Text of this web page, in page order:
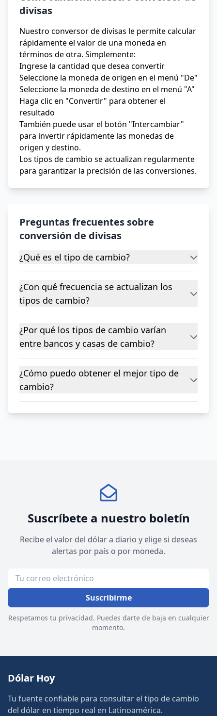
divisas
Nuestro conversor de divisas le permite calcular
rápidamente el valor de una moneda en
términos de otra. Simplemente:
Ingrese la cantidad que desea convertir
Seleccione la moneda de origen en el menú "De"
Seleccione la moneda de destino en el menú "A"
Haga clic en "Convertir" para obtener el
resultado
También puede usar el botón "Intercambiar"
para invertir rápidamente las monedas de
origen y destino.
Los tipos de cambio se actualizan regularmente
para garantizar la precisión de las conversiones.
Preguntas frecuentes sobre
conversión de divisas
¿Qué es el tipo de cambio?
¿Con qué frecuencia se actualizan los
tipos de cambio?
¿Por qué los tipos de cambio varían
entre bancos y casas de cambio?
¿Cómo puedo obtener el mejor tipo de
cambio?
Suscríbete a nuestro boletín
Recibe el valor del dólar a diario y elige si deseas
alertas por país o por moneda.
Suscribirme
Respetamos tu privacidad. Puedes darte de baja en cualquier
momento.
Dólar Hoy
Tu fuente confiable para consultar el tipo de cambio
del dólar en tiempo real en Latinoamérica.